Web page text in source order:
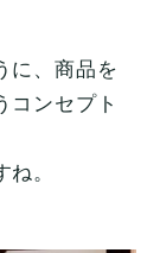
に、商品を
コンセプト
。